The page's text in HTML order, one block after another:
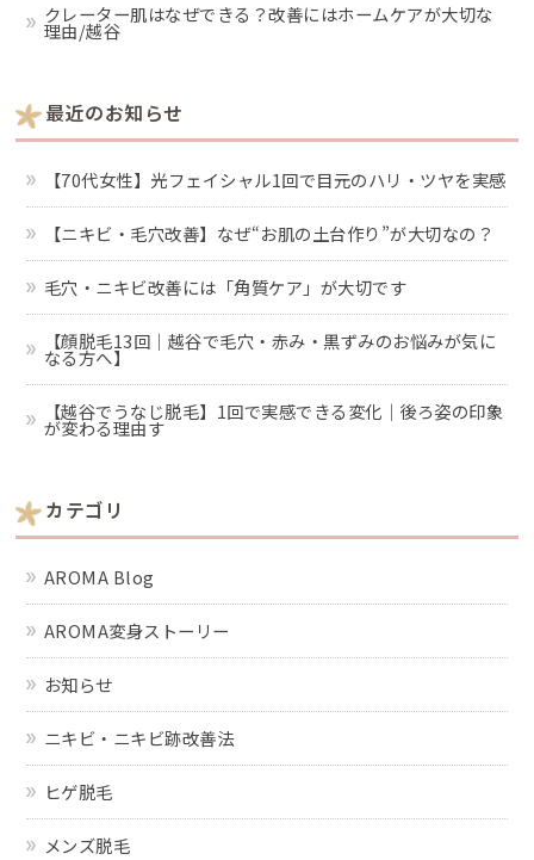
クレーター肌はなぜできる？改善にはホームケアが大切な
理由/越谷
最近のお知らせ
【70代女性】光フェイシャル1回で目元のハリ・ツヤを実感
【ニキビ・毛穴改善】なぜ“お肌の土台作り”が大切なの？
毛穴・ニキビ改善には「角質ケア」が大切です
【顔脱毛13回｜越谷で毛穴・赤み・黒ずみのお悩みが気に
なる方へ】
【越谷でうなじ脱毛】1回で実感できる変化｜後ろ姿の印象
が変わる理由す
カテゴリ
AROMA Blog
AROMA変身ストーリー
お知らせ
ニキビ・ニキビ跡改善法
ヒゲ脱毛
メンズ脱毛